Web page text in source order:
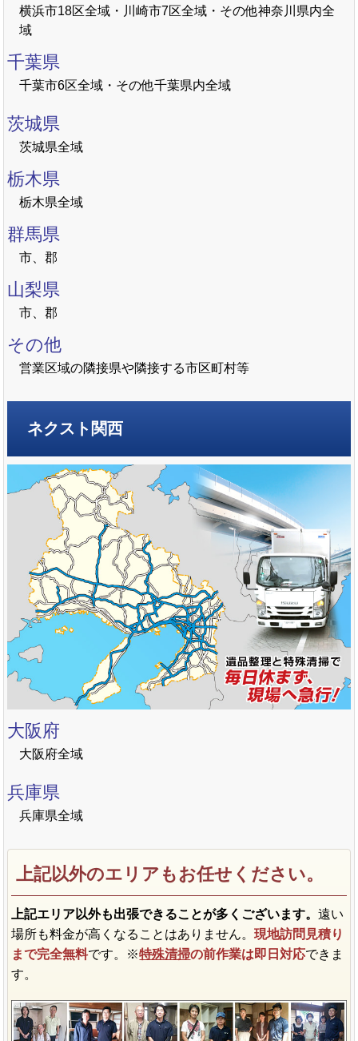
横浜市18区全域・川崎市7区全域・その他神奈川県内全
域
千葉県
千葉市6区全域・その他千葉県内全域
茨城県
茨城県全域
栃木県
栃木県全域
群馬県
市、郡
山梨県
市、郡
その他
営業区域の隣接県や隣接する市区町村等
ネクスト関西
大阪府
大阪府全域
兵庫県
兵庫県全域
上記以外のエリアもお任せください。
上記エリア以外も出張できることが多くございます。遠い
場所も料金が高くなることはありません。現地訪問見積り
まで完全無料です。※特殊清掃の前作業は即日対応できま
す。